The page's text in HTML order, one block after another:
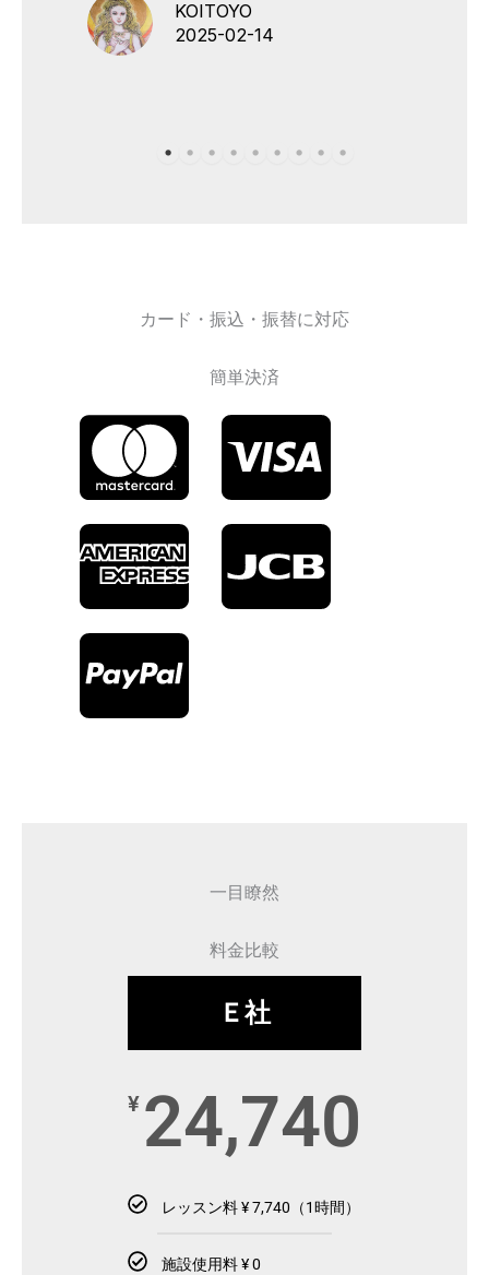
KOITOYO
2025-02-14
カード・振込・振替に対応
簡単決済
一目瞭然
料金比較
Ｅ社
¥ 24,740
レッスン料 ¥ 7,740（1時間）
施設使用料 ¥ 0